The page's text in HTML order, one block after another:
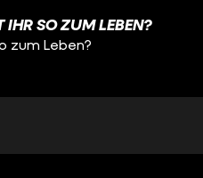
IHR SO ZUM LEBEN?
zum Leben?
🥹